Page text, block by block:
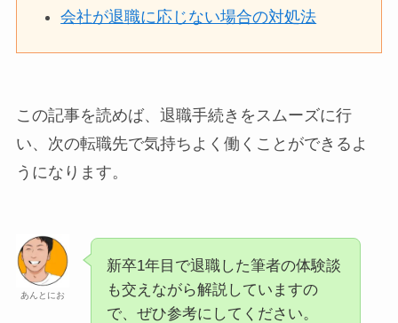
会社が退職に応じない場合の対処法
この記事を読めば、退職手続きをスムーズに行
い、次の転職先で気持ちよく働くことができるよ
うになります。
あんとにお
新卒1年目で退職した筆者の体験談
も交えながら解説していますの
で、ぜひ参考にしてください。